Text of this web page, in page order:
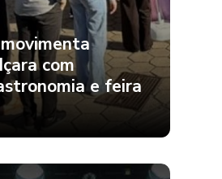
com
e feira